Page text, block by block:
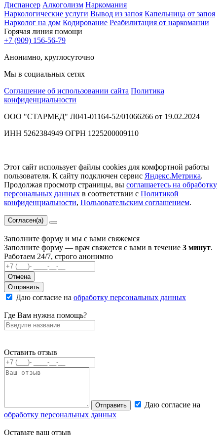
Диспансер Алкоголизм Наркомания
Наркологические услуги Вывод из запоя Капельница от запоя
Нарколог на дом Кодирование Реабилитация от наркомании
Горячая линия помощи
+7 (909) 156-56-79
Анонимно, круглосуточно
Мы в социальных сетях
Соглашение об использовании сайта Политика
конфиденциальности
ООО "СТАРМЕД" Л041-01164-52/01066266 от 19.02.2024
ИНН 5262384949 ОГРН 1225200009110
Этот сайт использует файлы cookies для комфортной работы
пользователя. К сайту подключен сервис Яндекс.Метрика.
Продолжая просмотр страницы, вы соглашаетесь на обработку
персональных данных в соответствии с Политикой
конфиденциальности, Пользовательским соглашением.
Согласен(а)
Заполните форму и мы с вами свяжемся
Заполните форму — врач свяжется с вами в течение 3 минут.
Работаем 24/7, строго анонимно
Отмена
Отправить
Даю согласие на обработку персональных данных
Где Вам нужна помощь?
Оставить отзыв
Отправить
Даю согласие на
обработку персональных данных
Оставьте ваш отзыв